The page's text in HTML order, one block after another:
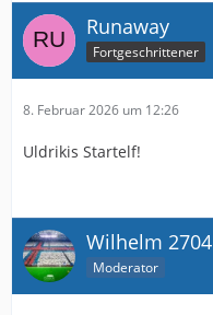
Runaway
Fortgeschrittener
8. Februar 2026 um 12:26
Uldrikis Startelf!
Wilhelm 2704
Moderator